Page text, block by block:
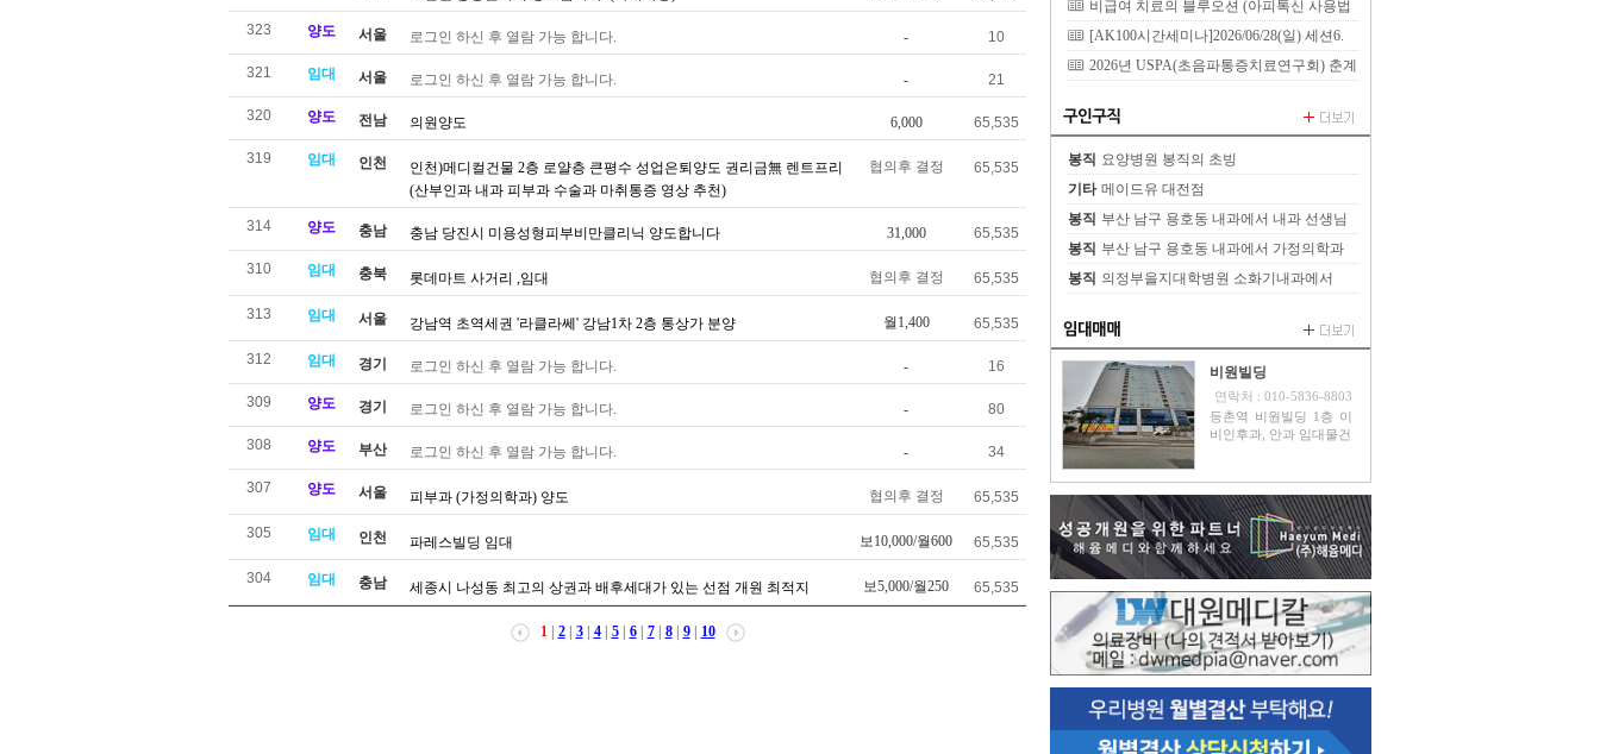
Fault의 임상적 실전 적용
비급여 치료의 블루오션 (아피톡신 사용법
노하우 공개)
[AK100시간세미나]2026/06/28(일) 세션6.
족부 도수치료와 족부의 주사치료
2026년 USPA(초음파통증치료연구회) 춘계
봉직 요양병원 봉직의 초빙
기타 메이드유 대전점
봉직 부산 남구 용호동 내과에서 내과 선생님
을 정중하게 모십니다.
봉직 부산 남구 용호동 내과에서 가정의학과
선생님을 정중하게 모십니다.
봉직 의정부을지대학병원 소화기내과에서
비원빌딩
연락처 : 010-5836-8803
등촌역 비원빌딩 1층 이
비인후과, 안과 임대물건
323 양도 서울 - 10
로그인 하신 후 열람 가능 합니다.
321 임대 서울 - 21
로그인 하신 후 열람 가능 합니다.
320 양도 전남 6,000 65,535
의원양도
319 임대 인천 협의후 결정 65,535
인천)메디컬건물 2층 로얄층 큰평수 성업은퇴양도 권리금無 렌트프리
(산부인과 내과 피부과 수술과 마취통증 영상 추천)
314 양도 충남 31,000 65,535
충남 당진시 미용성형피부비만클리닉 양도합니다
310 임대 충북 협의후 결정 65,535
롯데마트 사거리 ,임대
313 임대 서울 월1,400 65,535
강남역 초역세권 '라클라쎄' 강남1차 2층 통상가 분양
312 임대 경기 - 16
로그인 하신 후 열람 가능 합니다.
309 양도 경기 - 80
로그인 하신 후 열람 가능 합니다.
308 양도 부산 - 34
로그인 하신 후 열람 가능 합니다.
307 양도 서울 협의후 결정 65,535
피부과 (가정의학과) 양도
305 임대 인천 보10,000/월600 65,535
파레스빌딩 임대
304 임대 충남 보5,000/월250 65,535
세종시 나성동 최고의 상권과 배후세대가 있는 선점 개원 최적지
1| 2| 3| 4| 5| 6| 7| 8| 9| 10